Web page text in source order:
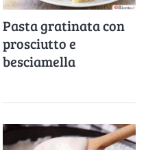
Pasta gratinata con
prosciutto e
besciamella